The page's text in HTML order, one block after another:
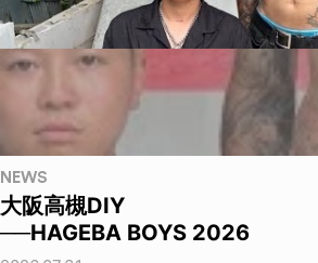
NEWS
大阪高槻DIY
──HAGEBA BOYS 2026